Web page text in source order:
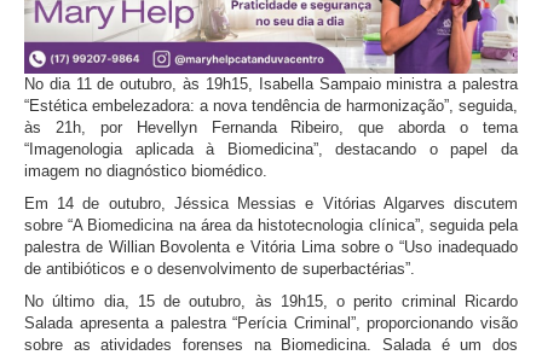
No dia 11 de outubro, às 19h15, Isabella Sampaio ministra a palestra
“Estética embelezadora: a nova tendência de harmonização”, seguida,
às 21h, por Hevellyn Fernanda Ribeiro, que aborda o tema
“Imagenologia aplicada à Biomedicina”, destacando o papel da
imagem no diagnóstico biomédico.
Em 14 de outubro, Jéssica Messias e Vitórias Algarves discutem
sobre “A Biomedicina na área da histotecnologia clínica”, seguida pela
palestra de Willian Bovolenta e Vitória Lima sobre o “Uso inadequado
de antibióticos e o desenvolvimento de superbactérias”.
No último dia, 15 de outubro, às 19h15, o perito criminal Ricardo
Salada apresenta a palestra “Perícia Criminal”, proporcionando visão
sobre as atividades forenses na Biomedicina. Salada é um dos